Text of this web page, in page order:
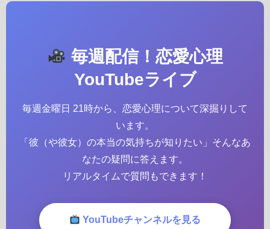
毎週配信！恋愛心理
YouTubeライブ
毎週金曜日 21時から、恋愛心理について深掘りして
います。
「彼（や彼女）の本当の気持ちが知りたい」そんなあ
なたの疑問に答えます。
リアルタイムで質問もできます！
YouTubeチャンネルを見る